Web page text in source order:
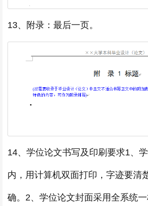
13、附录：最后一页。
14、学位论文书写及印刷要求1、
内，用计算机双面打印，字迹要清
确。2、学位论文封面采用全系统